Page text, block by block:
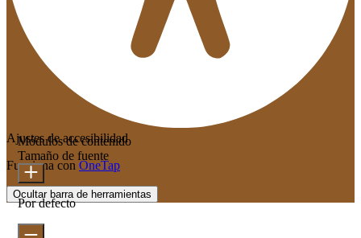
Ajustes de accesibilidad
Funciona con OneTap
Ocultar barra de herramientas
Módulos de contenido
Tamaño de fuente
Por defecto